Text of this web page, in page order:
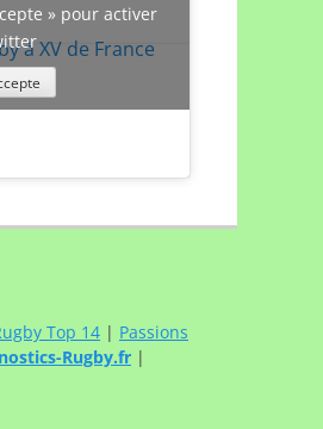
à XV de France
» pour activer
Top 14 | Passions
Rugby.fr |